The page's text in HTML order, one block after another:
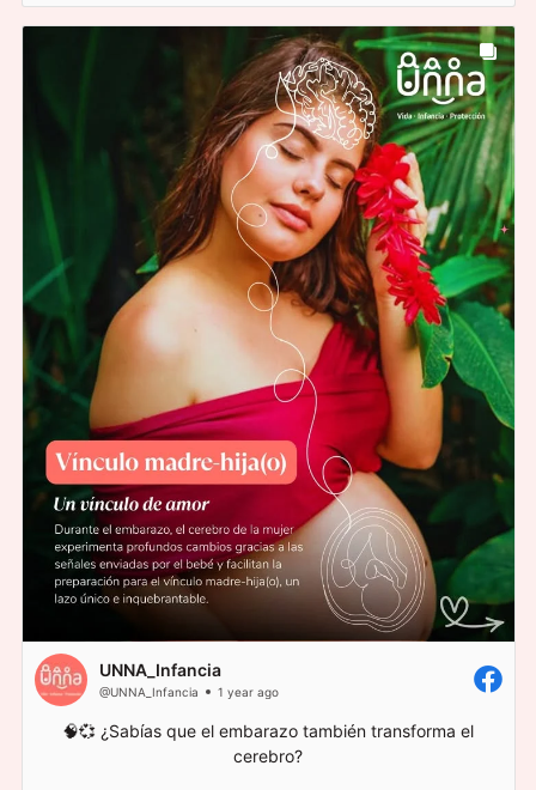
UNNA_Infancia
@UNNA_Infancia 1 year ago
🧠💞 ¿Sabías que el embarazo también transforma el
cerebro?